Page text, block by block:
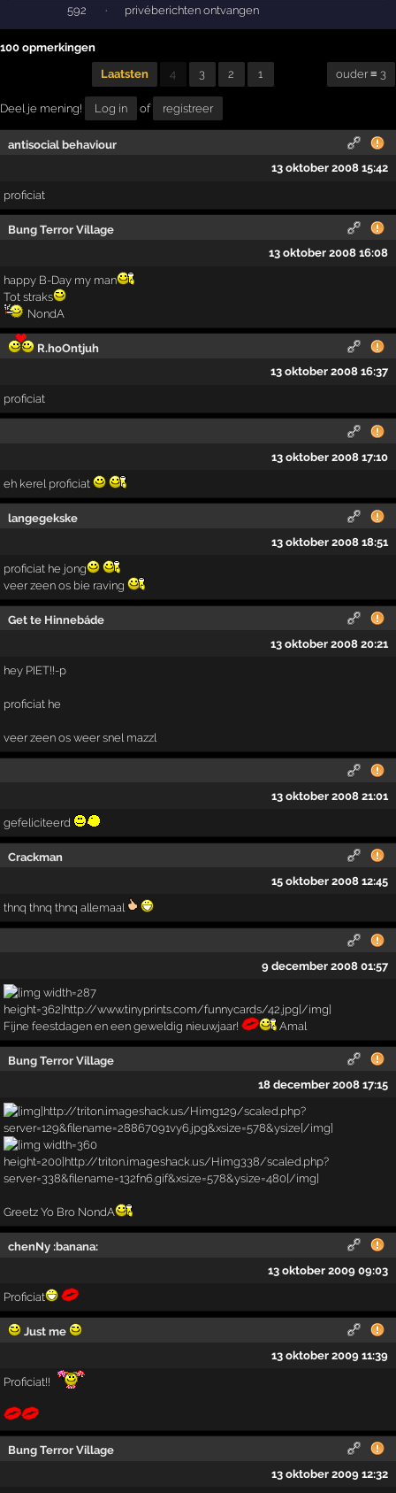
592
· privéberichten ontvangen
100 opmerkingen
Laatsten 4 3 2 1 ouder ≡ 3
Deel je mening! Log in of registreer
antisocial behaviour
13 oktober 2008 15:42
proficiat
Bung Terror Village
13 oktober 2008 16:08
happy B-Day my man
Tot straks
NondA
R.hoOntjuh
13 oktober 2008 16:37
proficiat
13 oktober 2008 17:10
eh kerel proficiat
langegekske
13 oktober 2008 18:51
proficiat he jong
veer zeen os bie raving
Get te Hinnebáde
13 oktober 2008 20:21
hey PIET!!-p
proficiat he
veer zeen os weer snel mazzl
13 oktober 2008 21:01
gefeliciteerd
Crackman
15 oktober 2008 12:45
thnq thnq thnq allemaal
9 december 2008 01:57
Fijne feestdagen en een geweldig nieuwjaar! Amal
Bung Terror Village
18 december 2008 17:15
Greetz Yo Bro NondA
chenNy :banana:
13 oktober 2009 09:03
Proficiat
Just me
13 oktober 2009 11:39
Proficiat!!
Bung Terror Village
13 oktober 2009 12:32